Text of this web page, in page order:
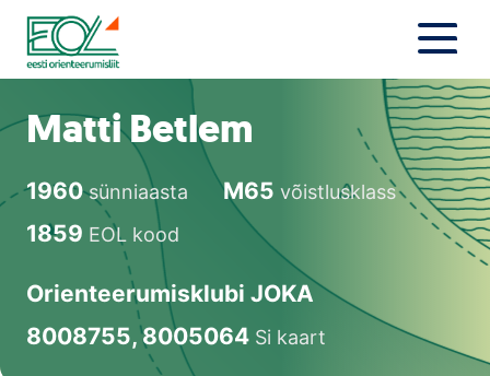
Liigu
sisu
juurde
Estonian Orienteering Federation
Uudised
Orienteerujale
Eesti Orienteerumine 100!
Toetamine
Matti Betlem
1960sünniaasta M65 võistlusklass
1859 EOL kood
Orienteerumisklubi JOKA
8008755, 8005064 Si kaart